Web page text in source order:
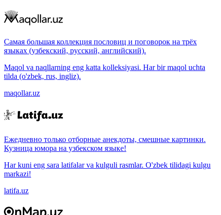
Самая большая коллекция пословиц и поговорок на трёх
языках (узбекский, русский, английский).
Maqol va naqllarning eng katta kolleksiyasi. Har bir maqol uchta
tilda (o'zbek, rus, ingliz).
maqollar.uz
Ежедневно только отборные анекдоты, смешные картинки.
Кузница юмора на узбекском языке!
Har kuni eng sara latifalar va kulguli rasmlar. O'zbek tilidagi kulgu
markazi!
latifa.uz